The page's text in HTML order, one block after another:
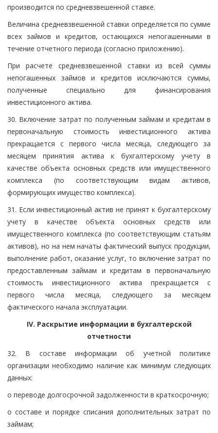
производится по средневзвешенной ставке.
Величина средневзвешенной ставки определяется по сумме
всех займов и кредитов, остающихся непогашенными в
течение отчетного периода (согласно приложению).
При расчете средневзвешенной ставки из всей суммы
непогашенных займов и кредитов исключаются суммы,
полученные специально для финансирования
инвестиционного актива.
30. Включение затрат по полученным займам и кредитам в
первоначальную стоимость инвестиционного актива
прекращается с первого числа месяца, следующего за
месяцем принятия актива к бухгалтерскому учету в
качестве объекта основных средств или имущественного
комплекса (по соответствующим видам активов,
формирующих имущество комплекса).
31. Если инвестиционный актив не принят к бухгалтерскому
учету в качестве объекта основных средств или
имущественного комплекса (по соответствующим статьям
активов), но на нем начаты фактический выпуск продукции,
выполнение работ, оказание услуг, то включение затрат по
предоставленным займам и кредитам в первоначальную
стоимость инвестиционного актива прекращается с
первого числа месяца, следующего за месяцем
фактического начала эксплуатации.
IV. Раскрытие информации в бухгалтерской
отчетности
32. В составе информации об учетной политике
организации необходимо наличие как минимум следующих
данных:
о переводе долгосрочной задолженности в краткосрочную;
о составе и порядке списания дополнительных затрат по
займам;